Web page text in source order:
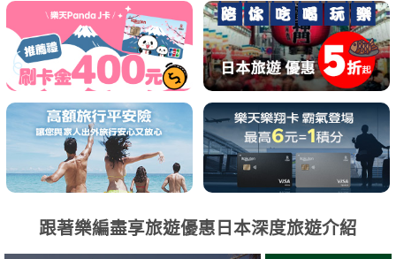
跟著樂編盡享旅遊優惠日本深度旅遊介紹